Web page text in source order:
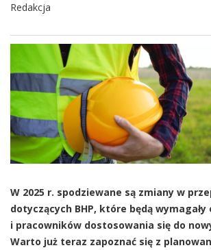
Redakcja
W 2025 r. spodziewane są zmiany w
dotyczących BHP, które będą
i pracowników dostosowania się do
Warto już teraz zapoznać się z